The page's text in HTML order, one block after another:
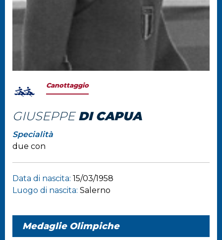
Canottaggio
GIUSEPPE DI CAPUA
Specialità
due con
Data di nascita: 15/03/1958
Luogo di nascita: Salerno
Medaglie Olimpiche